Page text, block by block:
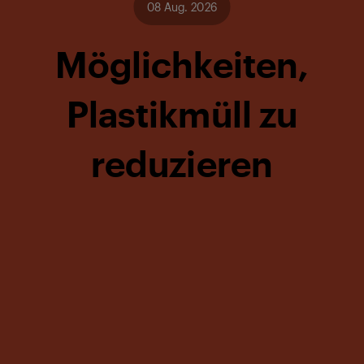
08 Aug. 2026
Möglichkeiten,
Plastikmüll zu
reduzieren